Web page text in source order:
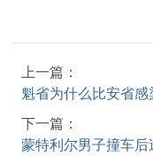
上一篇：
魁省为什么比安省
下一篇：
蒙特利尔男子撞车